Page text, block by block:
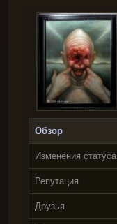
Обзор
Изменения статуса
Репутация
Друзья